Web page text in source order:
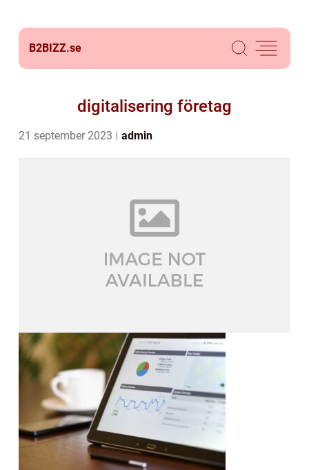
B2BIZZ.se
digitalisering företag
21 september 2023 admin